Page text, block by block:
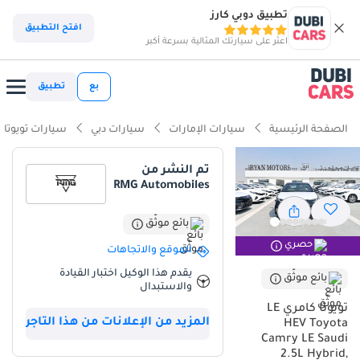
تطبيق دوبي كارز
اعثر على سيارتك المثالية بسرعة أكبر
افتح التطبيق
بع تطبيق
الصفحة الرئيسية سيارات الإمارات سيارات دبي سيارات تويوتا
حصري
بائع موثّق
تويوتا كامري LE
HEV Toyota
Camry LE Saudi
2.5L Hybrid,
تم النشر من
RMG Automobiles
بائع موثّق
الموقع والاتجاهات
يقدم هذا الوكيل اختبار القيادة
والاستبدال
المزيد من الإعلانات من هذا التاجر
ذكاء دوبي كارز
ذكاء دوبيكارز
أفضل كفاءة استهلاك وقود في فئتها
أقل تكلفة تشغيل في فئتها
أقل معدل انخفاض في القيمة في فئتها
تمثل Toyota Camry 2025 بجيلها الجديد كلياً قمة الاعتمادية الممزوجة
والرفاهية. كسيارة هجينة، توفر هذه النسخة كفاءة استثنائية في استهلاك
الوقود تجعلها الخيار الأول لمواجهة ازدحام المدن في دبي والرياض أو